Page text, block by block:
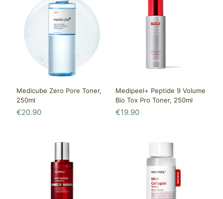
Medicube Zero Pore Toner,
250ml
€20.90
Medipeel+ Peptide 9 Volume
Bio Tox Pro Toner, 250ml
€19.90